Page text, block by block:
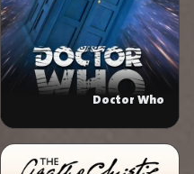
Doctor Who